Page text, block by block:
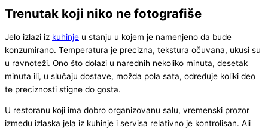
Trenutak koji niko ne fotografiše
Jelo izlazi iz kuhinje u stanju u kojem je namenjeno da bude
konzumirano. Temperatura je precizna, tekstura očuvana, ukusi su
u ravnoteži. Ono što dolazi u narednih nekoliko minuta, desetak
minuta ili, u slučaju dostave, možda pola sata, određuje koliki deo
te preciznosti stigne do gosta.
U restoranu koji ima dobro organizovanu salu, vremenski prozor
između izlaska jela iz kuhinje i servisa relativno je kontrolisan. Ali